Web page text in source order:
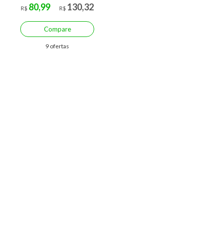
R$ 80,99
R$ 130,32
Compare
9 ofertas